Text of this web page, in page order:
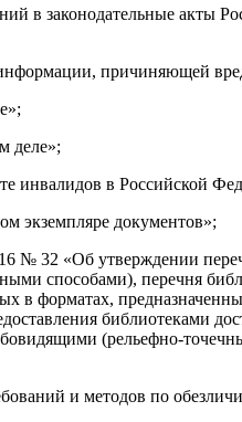
в законодательные акты
причиняющей
деле»;
инвалидов в Российской
экземпляре документов»;
№ 32 «Об утверждении
способами), перечня
в форматах,
библиотеками
(рельефно-
и методов по